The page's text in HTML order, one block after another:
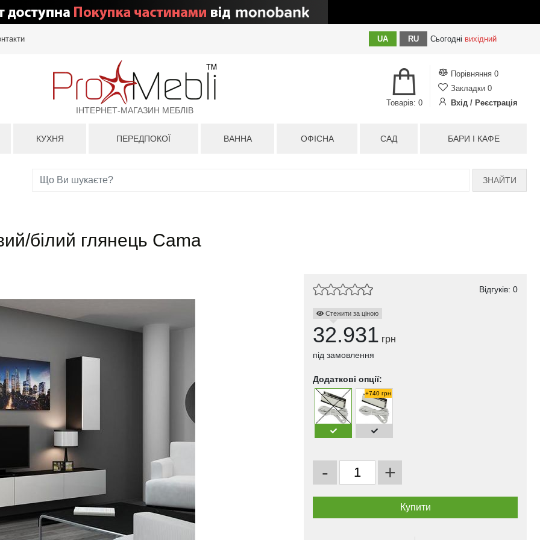
UA RU Сьогодні вихідний
ІНТЕРНЕТ-МАГАЗИН МЕБЛІВ
Порівняння 0
Закладки 0
Вхід / Реєстрація
Товарів: 0
КУХНЯ ПЕРЕДПОКОЇ ВАННА ОФІСНА САД БАРИ І КАФЕ
ЗНАЙТИ
білий глянець Cama
Відгуків: 0
Стежити за ціною
32.931 грн
під замовлення
Додаткові опції:
+740 грн
- +